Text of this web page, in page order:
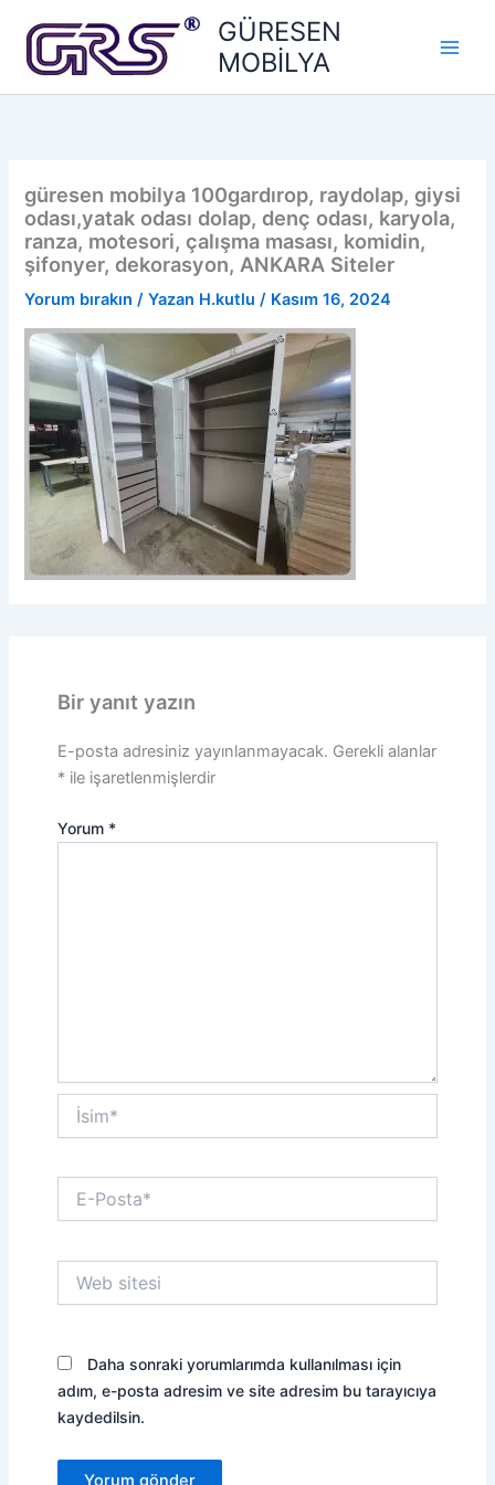
GÜRESEN
MOBİLYA
güresen mobilya 100gardırop, raydolap, giysi
odası,yatak odası dolap, denç odası, karyola,
ranza, motesori, çalışma masası, komidin,
şifonyer, dekorasyon, ANKARA Siteler
Yorum bırakın / Yazan H.kutlu/ Kasım 16, 2024
Bir yanıt yazın
E-posta adresiniz yayınlanmayacak. Gerekli alanlar
*ile işaretlenmişlerdir
Yorum *
İsim*
Posta*
sitesi
Daha sonraki yorumlarımda kullanılması için
adım, e-posta adresim ve site adresim bu tarayıcıya
kaydedilsin.